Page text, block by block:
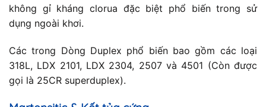
không gỉ kháng clorua đặc biệt phổ biến trong sử
dụng ngoài khơi.
Các trong Dòng Duplex phổ biến bao gồm các loại
318L, LDX 2101, LDX 2304, 2507 và 4501 (Còn được
gọi là 25CR superduplex).